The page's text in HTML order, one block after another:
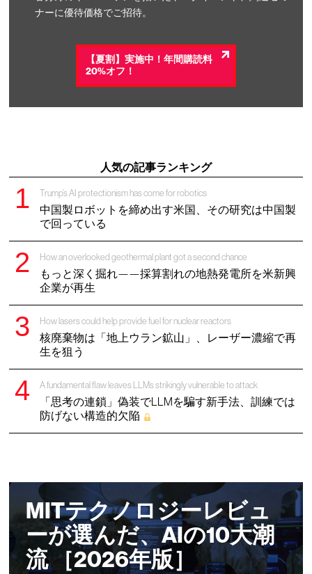
ナーに優待価格でご招待。
【夏割】実施中！年間購読料
20%オフ！
人気の記事ランキング
Trump’s AI protectionism has come for robotics
中国製ロボットを締め出す米国、その研究は中国製
で回っている
How an overlooked geothermal plant got a second chance
もっと深く掘れ——採算割れの地熱発電所を米新興
企業が再生
How lasers could help provide fuel for nuclear reactors
核廃棄物は「地上ウラン鉱山」、レーザー濃縮で再
生を狙う
A fundamental flaw leaves LLMs strikingly vulnerable to attack
「思考の連鎖」偽装でLLMを騙す新手法、訓練では
防げない構造的欠陥
MITテクノロジーレビュ
ーが選んだ、AIの10大潮
流 ［2026年版］